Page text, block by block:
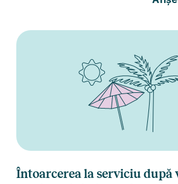
Întoarcerea la serviciu după